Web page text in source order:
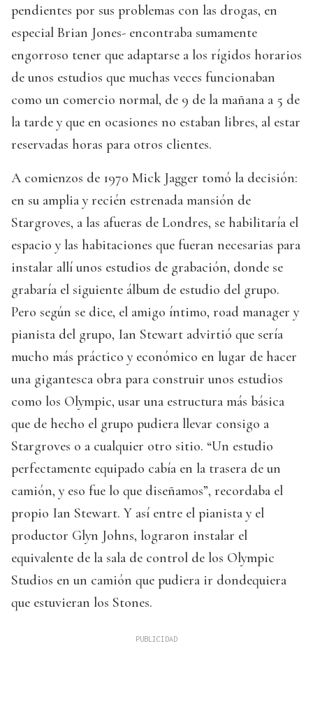
pendientes por sus problemas con las drogas, en
especial Brian Jones- encontraba sumamente
engorroso tener que adaptarse a los rígidos horarios
de unos estudios que muchas veces funcionaban
como un comercio normal, de 9 de la mañana a 5 de
la tarde y que en ocasiones no estaban libres, al estar
reservadas horas para otros clientes.
A comienzos de 1970 Mick Jagger tomó la decisión:
en su amplia y recién estrenada mansión de
Stargroves, a las afueras de Londres, se habilitaría el
espacio y las habitaciones que fueran necesarias para
instalar allí unos estudios de grabación, donde se
grabaría el siguiente álbum de estudio del grupo.
Pero según se dice, el amigo íntimo, road manager y
pianista del grupo, Ian Stewart advirtió que sería
mucho más práctico y económico en lugar de hacer
una gigantesca obra para construir unos estudios
como los Olympic, usar una estructura más básica
que de hecho el grupo pudiera llevar consigo a
Stargroves o a cualquier otro sitio. “Un estudio
perfectamente equipado cabía en la trasera de un
camión, y eso fue lo que diseñamos”, recordaba el
propio Ian Stewart. Y así entre el pianista y el
productor Glyn Johns, lograron instalar el
equivalente de la sala de control de los Olympic
Studios en un camión que pudiera ir dondequiera
que estuvieran los Stones.